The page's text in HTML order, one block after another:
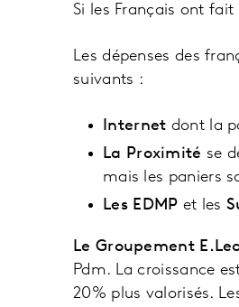
Si les Français ont
Les dépenses des
suivants :
Internet dont la
La Proximité se
mais les paniers
Les EDMP et les
Le Groupement
Pdm. La croissance
20% plus valorisés.